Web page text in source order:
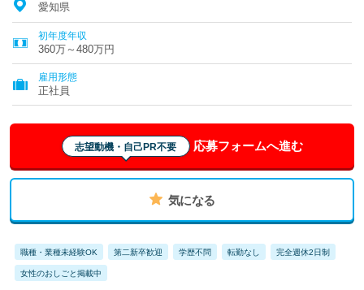
愛知県
初年度年収
360万～480万円
雇用形態
正社員
志望動機・自己PR不要 応募フォームへ進む
気になる
職種・業種未経験OK 第二新卒歓迎 学歴不問 転勤なし 完全週休2日制
女性のおしごと掲載中